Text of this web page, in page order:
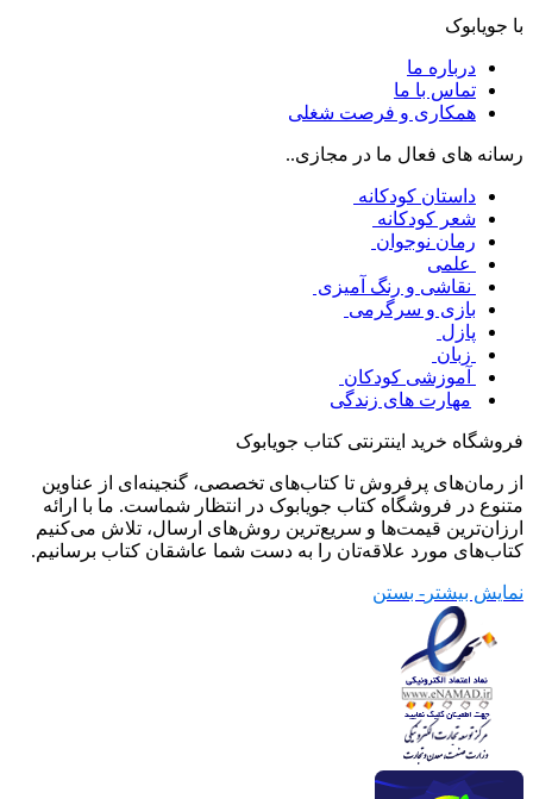
با جویابوک
درباره ما
تماس با ما
همکاری و فرصت شغلی
رسانه های فعال ما در مجازی..
داستان کودکانه
شعر کودکانه
رمان نوجوان
علمی
نقاشی و رنگ آمیزی
بازی و سرگرمی
پازل
زبان
آموزشی کودکان
مهارت های زندگی
فروشگاه خرید اینترنتی کتاب جویابوک
از رمان‌های پرفروش تا کتاب‌های تخصصی، گنجینه‌ای از عناوین
متنوع در فروشگاه کتاب جویابوک در انتظار شماست. ما با ارائه
ارزان‌ترین قیمت‌ها و سریع‌ترین روش‌های ارسال، تلاش می‌کنیم
کتاب‌های مورد علاقه‌تان را به دست شما عاشقان کتاب برسانیم.
نمایش بیشتر - بستن